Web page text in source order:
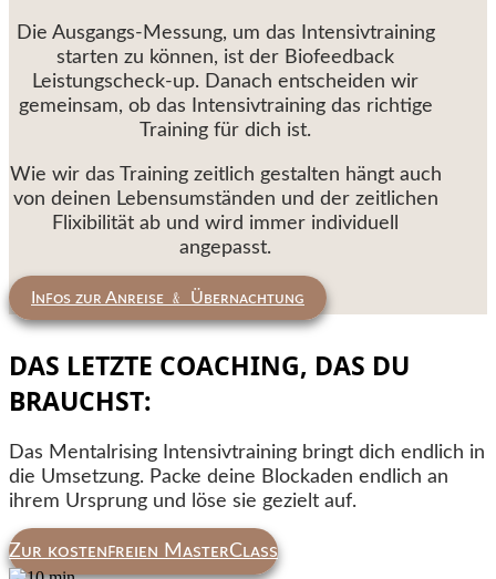
Die Ausgangs-Messung, um das Intensivtraining
starten zu können, ist der Biofeedback
Leistungscheck-up. Danach entscheiden wir
gemeinsam, ob das Intensivtraining das richtige
Training für dich ist.
Wie wir das Training zeitlich gestalten hängt auch
von deinen Lebensumständen und der zeitlichen
Flixibilität ab und wird immer individuell
angepasst.
Iɴꜰᴏs ᴢᴜʀ Aɴʀᴇɪsᴇ ﹠ Üʙᴇʀɴᴀᴄʜᴛᴜɴɢ
DAS LETZTE COACHING, DAS DU
BRAUCHST:
Das Mentalrising Intensivtraining bringt dich endlich in
die Umsetzung. Packe deine Blockaden endlich an
ihrem Ursprung und löse sie gezielt auf.
Zᴜʀ ᴋᴏsᴛᴇɴꜰʀᴇɪᴇɴ MᴀsᴛᴇʀCʟᴀss